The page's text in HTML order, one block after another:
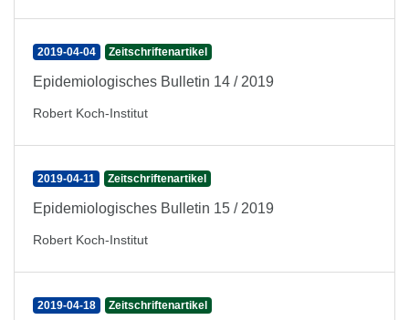
2019-04-04 Zeitschriftenartikel
Epidemiologisches Bulletin 14 / 2019
Robert Koch-Institut
2019-04-11 Zeitschriftenartikel
Epidemiologisches Bulletin 15 / 2019
Robert Koch-Institut
2019-04-18 Zeitschriftenartikel